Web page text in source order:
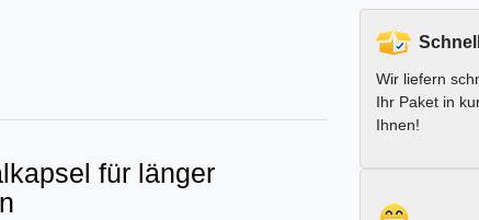
für länger
Wir liefern
Ihr Paket in
Ihnen!